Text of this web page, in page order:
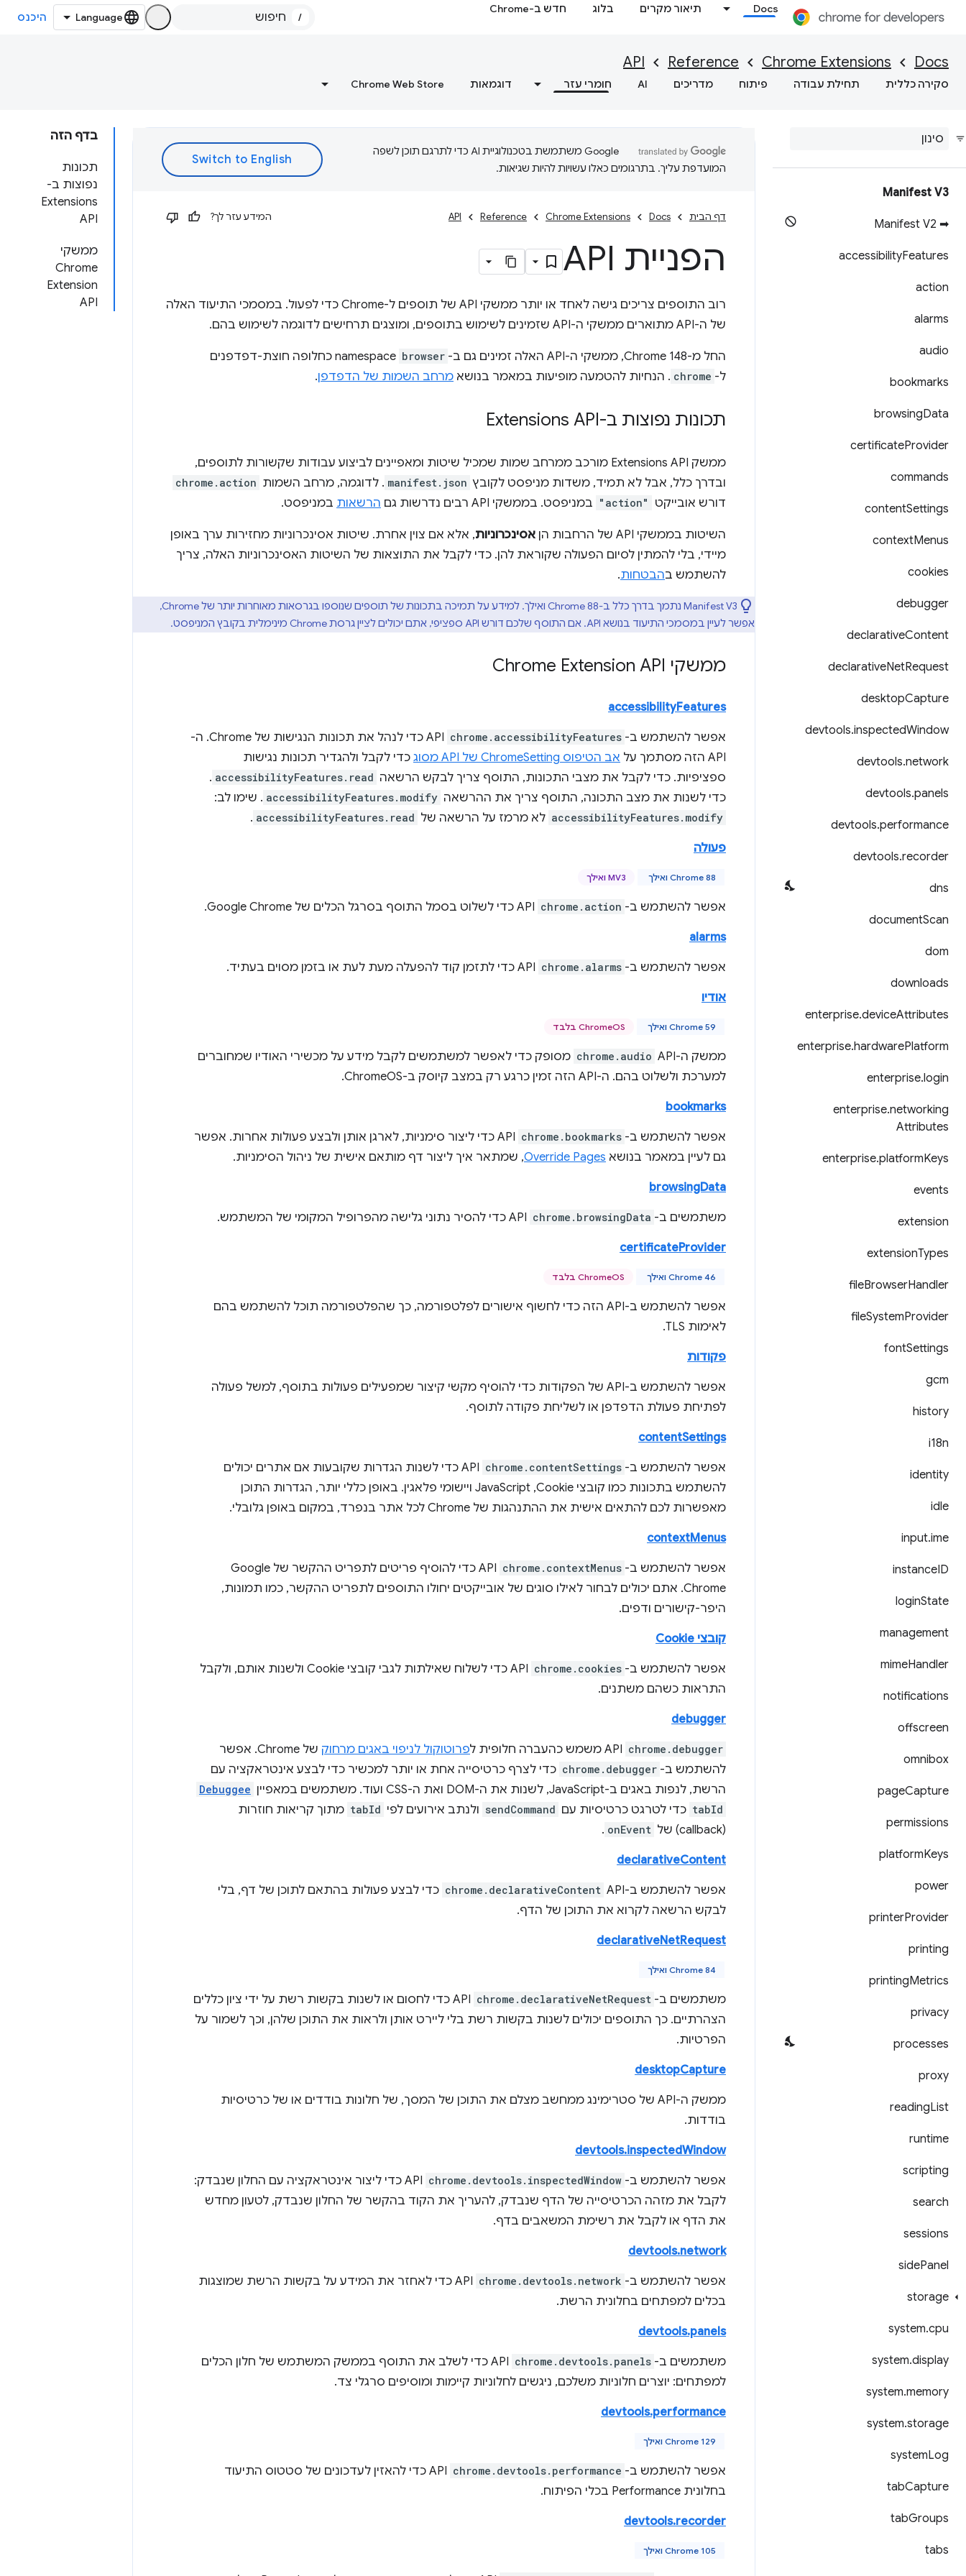
Docs תיאור מקרים בלוג חדש ב-Chrome
/ היכנס
Docs
Chrome Extensions
Reference
API
סקירה כללית תחילת עבודה פיתוח מדריכים AI חומרי עזר דוגמאות Chrome Web Store
Manifest V3
➡ Manifest V2
accessibilityFeatures
action
alarms
audio
bookmarks
browsingData
certificateProvider
commands
contentSettings
contextMenus
cookies
debugger
declarativeContent
declarativeNetRequest
desktopCapture
devtools.inspectedWindow
devtools.network
devtools.panels
devtools.performance
devtools.recorder
dns
documentScan
dom
downloads
enterprise.deviceAttributes
enterprise.hardwarePlatform
enterprise.login
enterprise.networking
Attributes
enterprise.platformKeys
events
extension
extensionTypes
fileBrowserHandler
fileSystemProvider
fontSettings
gcm
history
i18n
identity
idle
input.ime
instanceID
loginState
management
mimeHandler
notifications
offscreen
omnibox
pageCapture
permissions
platformKeys
power
printerProvider
printing
printingMetrics
privacy
processes
proxy
readingList
runtime
scripting
search
sessions
sidePanel
storage
system.cpu
system.display
system.memory
system.storage
systemLog
tabCapture
tabGroups
tabs
בדף הזה
תכונות
נפוצות ב-
Extensions
API
ממשקי
Chrome
Extension
API
‫Google משתמשת בטכנולוגיית AI כדי לתרגם תוכן לשפה
המועדפת עליך. בתרגומים כאלו עשויות להיות שגיאות.
דף הבית Docs
Chrome Extensions
Reference
API המידע עזר לך?
הפניית API
רוב התוספים צריכים גישה לאחד או יותר ממשקי API של תוספים ל-Chrome כדי לפעול. במסמכי התיעוד האלה
של ה-API מתוארים ממשקי ה-API שזמינים לשימוש בתוספים, ומוצגים תרחישים לדוגמה לשימוש בהם.
החל מ-Chrome 148, ממשקי ה-API האלה זמינים גם ב- browser
namespace כחלופה חוצת-דפדפנים
ל- chrome . הנחיות להטמעה מופיעות במאמר בנושא מרחב השמות של הדפדפן.
תכונות נפוצות ב-Extensions API
ממשק Extensions API מורכב ממרחב שמות שמכיל שיטות ומאפיינים לביצוע עבודות שקשורות לתוספים,
ובדרך כלל, אבל לא תמיד, משדות מניפסט לקובץ manifest.json . לדוגמה, מרחב השמות chrome.action
דורש אובייקט "action" במניפסט. בממשקי API רבים נדרשות גם הרשאות במניפסט.
השיטות בממשקי API של הרחבות הן אסינכרוניות, אלא אם צוין אחרת. שיטות אסינכרוניות מחזירות ערך באופן
מיידי, בלי להמתין לסיום הפעולה שקוראת להן. כדי לקבל את התוצאות של השיטות האסינכרוניות האלה, צריך
להשתמש בהבטחות.
Manifest V3 נתמך בדרך כלל ב-Chrome 88 ואילך. למידע על תמיכה בתכונות של תוספים שנוספו בגרסאות מאוחרות יותר של Chrome,
אפשר לעיין במסמכי התיעוד בנושא API. אם התוסף שלכם דורש API ספציפי, אתם יכולים לציין גרסת Chrome מינימלית בקובץ המניפסט.
ממשקי Chrome Extension API
accessibilityFeatures
אפשר להשתמש ב- chrome.accessibilityFeatures
API כדי לנהל את תכונות הנגישות של Chrome. ה-
API הזה מסתמך על
אב הטיפוס ChromeSetting של API מסוג
כדי לקבל ולהגדיר תכונות נגישות
ספציפיות. כדי לקבל את מצבי התכונות, התוסף צריך לבקש הרשאה accessibilityFeatures.read
.
כדי לשנות את מצב התכונה, התוסף צריך את ההרשאה accessibilityFeatures.modify . שימו לב:
accessibilityFeatures.modify לא מרמז על הרשאה של accessibilityFeatures.read
.
פעולה
Chrome 88 ואילך MV3 ואילך
אפשר להשתמש ב- chrome.action
alarms
אפשר להשתמש ב- chrome.alarms
אודיו
Chrome 59 ואילך ChromeOS בלבד
ממשק ה-API‏ chrome.audio מסופק כדי לאפשר למשתמשים לקבל מידע על מכשירי האודיו שמחוברים
למערכת ולשלוט בהם. ה-API הזה זמין כרגע רק במצב קיוסק ב-ChromeOS.
bookmarks
אפשר להשתמש ב- chrome.bookmarks
API כדי ליצור סימניות, לארגן אותן ולבצע פעולות אחרות. אפשר
גם לעיין במאמר בנושא Override Pages, שמתאר איך ליצור דף מותאם אישית של ניהול הסימניות.
browsingData
משתמשים ב- chrome.browsingData
certificateProvider
Chrome 46 ואילך ChromeOS בלבד
אפשר להשתמש ב-API הזה כדי לחשוף אישורים לפלטפורמה, כך שהפלטפורמה תוכל להשתמש בהם
לאימות TLS.
פקודות
אפשר להשתמש ב-API של הפקודות כדי להוסיף מקשי קיצור שמפעילים פעולות בתוסף, למשל פעולה
לפתיחת פעולת הדפדפן או לשליחת פקודה לתוסף.
contentSettings
אפשר להשתמש ב- chrome.contentSettings
API כדי לשנות הגדרות שקובעות אם אתרים יכולים
להשתמש בתכונות כמו קובצי Cookie,‏ JavaScript ויישומי פלאגין. באופן כללי יותר, הגדרות התוכן
מאפשרות לכם להתאים אישית את ההתנהגות של Chrome לכל אתר בנפרד, במקום באופן גלובלי.
contextMenus
אפשר להשתמש ב- chrome.contextMenus
API כדי להוסיף פריטים לתפריט ההקשר של Google
Chrome. אתם יכולים לבחור לאילו סוגים של אובייקטים יחולו התוספים לתפריט ההקשר, כמו תמונות,
היפר-קישורים ודפים.
קובצי Cookie
אפשר להשתמש ב- chrome.cookies
API כדי לשלוח שאילתות לגבי קובצי Cookie ולשנות אותם, ולקבל
התראות כשהם משתנים.
debugger
chrome.debugger פרוטוקול לניפוי באגים מרחוק
של Chrome. אפשר
להשתמש ב- chrome.debugger כדי לצרף כרטיסייה אחת או יותר למכשיר כדי לבצע אינטראקציה עם
הרשת, לנפות באגים ב-JavaScript, לשנות את ה-DOM ואת ה-CSS ועוד. משתמשים במאפיין
Debuggee
tabId כדי לטרגט כרטיסיות עם sendCommand ולנתב אירועים לפי tabId מתוך קריאות חוזרות
(callback) של
onEvent
.
declarativeContent
אפשר להשתמש ב-API‏ chrome.declarativeContent כדי לבצע פעולות בהתאם לתוכן של דף, בלי
לבקש הרשאה לקרוא את התוכן של הדף.
declarativeNetRequest
Chrome 84 ואילך
משתמשים ב- chrome.declarativeNetRequest
API כדי לחסום או לשנות בקשות רשת על ידי ציון כללים
הצהרתיים. כך התוספים יכולים לשנות בקשות רשת בלי ליירט אותן ולראות את התוכן שלהן, וכך לשמור על
הפרטיות.
desktopCapture
ממשק ה-API של סטרימינג ממחשב מצלם את התוכן של המסך, של חלונות בודדים או של כרטיסיות
בודדות.
devtools.inspectedWindow
אפשר להשתמש ב- chrome.devtools.inspectedWindow
API כדי ליצור אינטראקציה עם החלון שנבדק:
לקבל את מזהה הכרטיסייה של הדף שנבדק, להעריך את הקוד בהקשר של החלון שנבדק, לטעון מחדש
את הדף או לקבל את רשימת המשאבים בדף.
devtools.network
אפשר להשתמש ב- chrome.devtools.network
API כדי לאחזר את המידע על בקשות הרשת שמוצגות
בכלים למפתחים בחלונית הרשת.
devtools.panels
משתמשים ב- chrome.devtools.panels
API כדי לשלב את התוסף בממשק המשתמש של חלון הכלים
למפתחים: יוצרים חלוניות משלכם, ניגשים לחלוניות קיימות ומוסיפים סרגלי צד.
devtools.performance
Chrome 129 ואילך
אפשר להשתמש ב- chrome.devtools.performance
API כדי להאזין לעדכונים של סטטוס התיעוד
בחלונית Performance בכלי הפיתוח.
devtools.recorder
Chrome 105 ואילך